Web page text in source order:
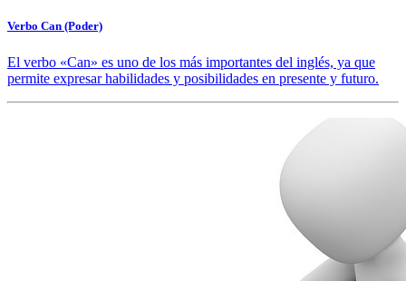
Verbo Can (Poder)
El verbo «Can» es uno de los más importantes del inglés, ya que
permite expresar habilidades y posibilidades en presente y futuro.